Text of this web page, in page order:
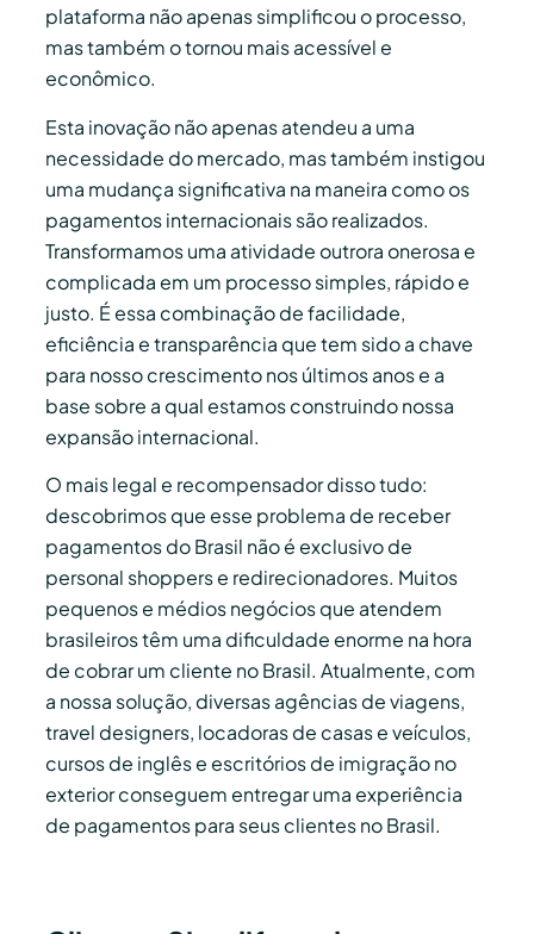
plataforma não apenas simplificou o processo,
mas também o tornou mais acessível e
econômico.
Esta inovação não apenas atendeu a uma
necessidade do mercado, mas também instigou
uma mudança significativa na maneira como os
pagamentos internacionais são realizados.
Transformamos uma atividade outrora onerosa e
complicada em um processo simples, rápido e
justo. É essa combinação de facilidade,
eficiência e transparência que tem sido a chave
para nosso crescimento nos últimos anos e a
base sobre a qual estamos construindo nossa
expansão internacional.
O mais legal e recompensador disso tudo:
descobrimos que esse problema de receber
pagamentos do Brasil não é exclusivo de
personal shoppers e redirecionadores. Muitos
pequenos e médios negócios que atendem
brasileiros têm uma dificuldade enorme na hora
de cobrar um cliente no Brasil. Atualmente, com
a nossa solução, diversas agências de viagens,
travel designers, locadoras de casas e veículos,
cursos de inglês e escritórios de imigração no
exterior conseguem entregar uma experiência
de pagamentos para seus clientes no Brasil.